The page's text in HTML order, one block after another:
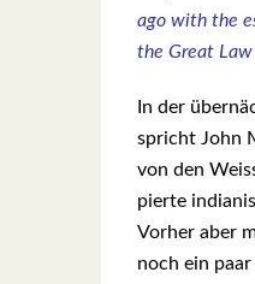
ago with the
the Gre­at Law
In der
spricht John
von den
pier­te
Vor­her aber
noch ein